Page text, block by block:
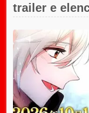
trailer e